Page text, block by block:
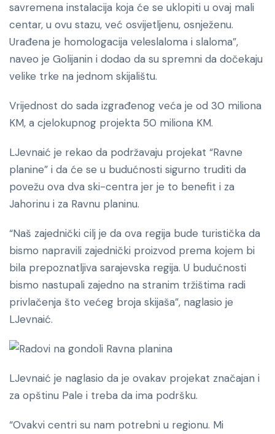
savremena instalacija koja će se uklopiti u ovaj mali
centar, u ovu stazu, već osvijetljenu, osnježenu.
Urađena je homologacija veleslaloma i slaloma”,
naveo je Golijanin i dodao da su spremni da dočekaju
velike trke na jednom skijalištu.
Vrijednost do sada izgrađenog veća je od 30 miliona
KM, a cjelokupnog projekta 50 miliona KM.
LJevnaić je rekao da podržavaju projekat “Ravne
planine” i da će se u budućnosti sigurno truditi da
povežu ova dva ski-centra jer je to benefit i za
Jahorinu i za Ravnu planinu.
“Naš zajednički cilj je da ova regija bude turistička da
bismo napravili zajednički proizvod prema kojem bi
bila prepoznatljiva sarajevska regija. U budućnosti
bismo nastupali zajedno na stranim tržištima radi
privlačenja što većeg broja skijaša”, naglasio je
LJevnaić.
LJevnaić je naglasio da je ovakav projekat značajan i
za opštinu Pale i treba da ima podršku.
“Ovakvi centri su nam potrebni u regionu. Mi